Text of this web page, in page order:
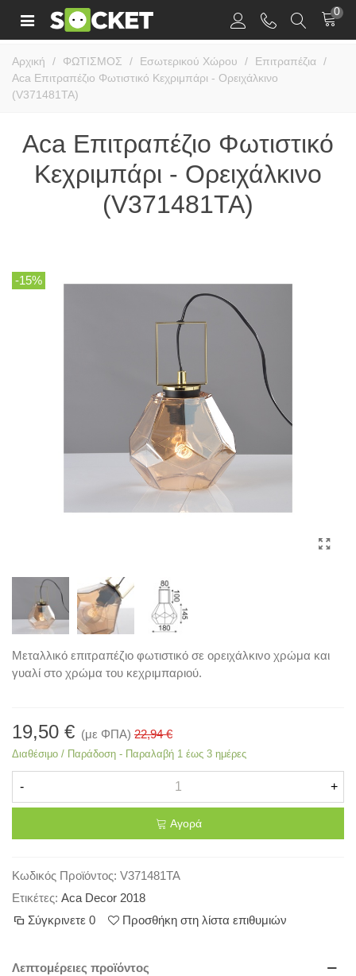
0
Αρχική / ΦΩΤΙΣΜΟΣ / Εσωτερικού Χώρου / Επιτραπέζια /
Aca Επιτραπέζιο Φωτιστικό Κεχριμπάρι - Ορειχάλκινο
(V371481TA)
Aca Επιτραπέζιο Φωτιστικό
Κεχριμπάρι - Ορειχάλκινο
(V371481TA)
-15%
Μεταλλικό επιτραπέζιο φωτιστικό σε ορειχάλκινο χρώμα και
γυαλί στο χρώμα του κεχριμπαριού.
19,50 € (με ΦΠΑ) 22,94 €
Διαθέσιμο / Παράδοση - Παραλαβή 1 έως 3 ημέρες
- +
Αγορά
Κωδικός Προϊόντος: V371481TA
Ετικέτες: Aca Decor 2018
Σύγκρινετε 0 Προσθήκη στη λίστα επιθυμιών
Λεπτομέρειες προϊόντος